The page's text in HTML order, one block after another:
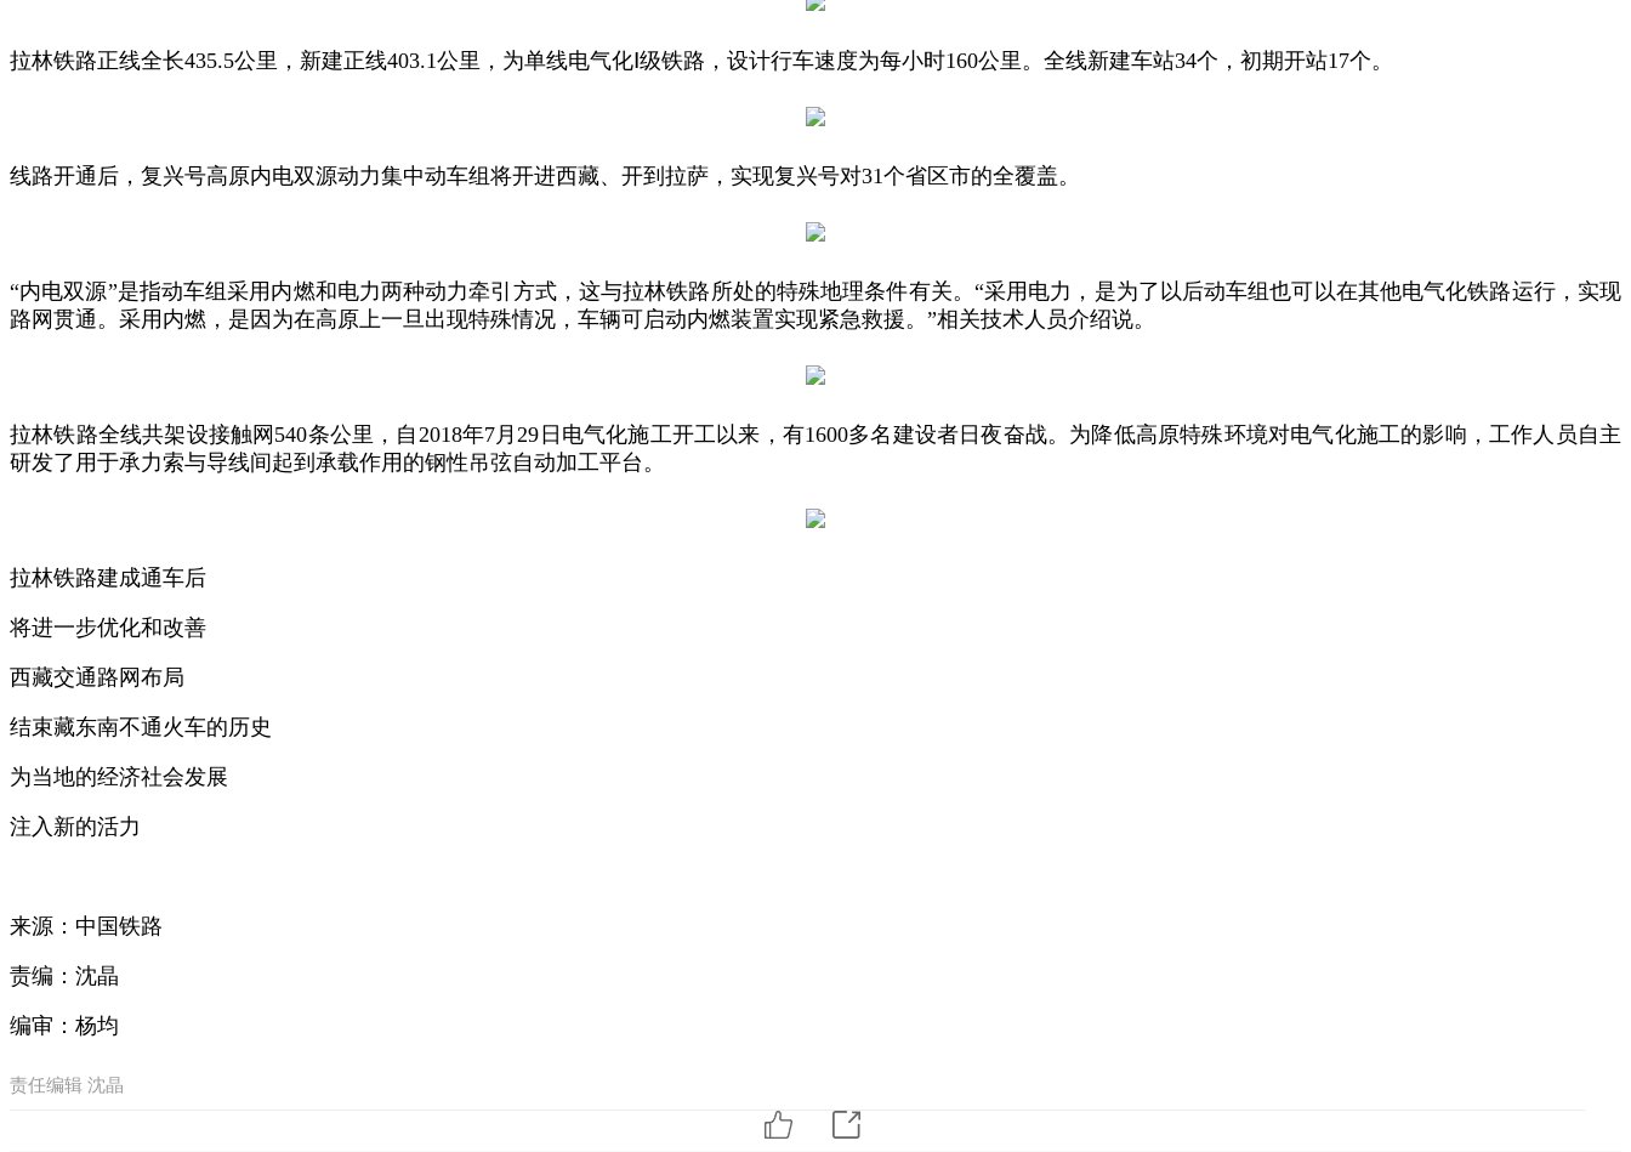
拉林铁路正线全长435.5公里，新建正线403.1公里，为单线电气化Ⅰ级铁路，设计行车速度为每小时160公里。全线新建车站34个，初期开站17个。
线路开通后，复兴号高原内电双源动力集中动车组将开进西藏、开到拉萨，实现复兴号对31个省区市的全覆盖。
“内电双源”是指动车组采用内燃和电力两种动力牵引方式，这与拉林铁路所处的特殊地理条件有关。“采用电力，是为了以后动车组也可以在其他电气化铁路运行，实现
路网贯通。采用内燃，是因为在高原上一旦出现特殊情况，车辆可启动内燃装置实现紧急救援。”相关技术人员介绍说。
拉林铁路全线共架设接触网540条公里，自2018年7月29日电气化施工开工以来，有1600多名建设者日夜奋战。为降低高原特殊环境对电气化施工的影响，工作人员自主
研发了用于承力索与导线间起到承载作用的钢性吊弦自动加工平台。
拉林铁路建成通车后
将进一步优化和改善
西藏交通路网布局
结束藏东南不通火车的历史
为当地的经济社会发展
注入新的活力
来源：中国铁路
责编：沈晶
编审：杨均
责任编辑 沈晶